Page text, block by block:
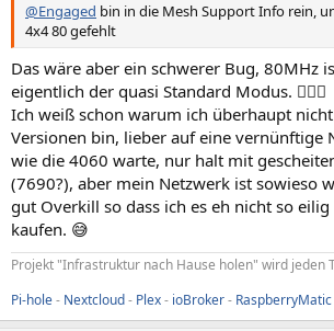
@Engaged bin in die Mesh Support Info rein,
4x4 80 gefehlt
Das wäre aber ein schwerer Bug, 80MHz
eigentlich der quasi Standard Modus. 🤷🏻‍♂️
Ich weiß schon warum ich überhaupt
Versionen bin, lieber auf eine vernünftige
wie die 4060 warte, nur halt mit
(7690?), aber mein Netzwerk ist sowieso
gut Overkill so dass ich es eh nicht so eilig
kaufen. 😅
Projekt "Infrastruktur nach Hause holen" wird jeden
Pi-hole- Nextcloud- Plex- ioBroker- RaspberryMatic